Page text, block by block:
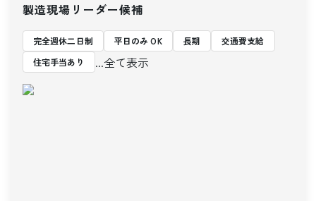
製造現場リーダー候補
完全週休二日制 平日のみ OK 長期
交通費支給
住宅手当あり
...全て表示